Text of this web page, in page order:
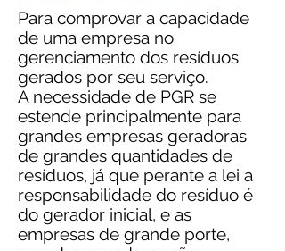
Para comprovar a capacidade
de uma empresa no
gerenciamento dos resíduos
gerados por seu serviço.
A necessidade de PGR se
estende principalmente para
grandes empresas geradoras
de grandes quantidades de
resíduos, já que perante a lei a
responsabilidade do resíduo é
do gerador inicial, e as
empresas de grande porte,